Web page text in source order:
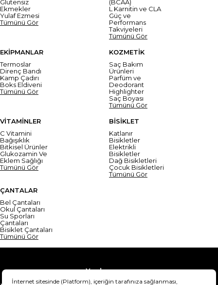
Glutensiz
Ekmekler
Yulaf Ezmesi
Tümünü Gör
(BCAA)
L Karnitin ve CLA
Güç ve
Performans
Takviyeleri
Tümünü Gör
EKİPMANLAR
Termoslar
Direnç Bandı
Kamp Çadırı
Boks Eldiveni
Tümünü Gör
KOZMETİK
Saç Bakım
Ürünleri
Parfüm ve
Deodorant
Highlighter
Saç Boyası
Tümünü Gör
VİTAMİNLER
C Vitamini
Bağışıklık
Bitkisel Ürünler
Glukozamin Ve
Eklem Sağlığı
Tümünü Gör
BİSİKLET
Katlanır
Bisikletler
Elektrikli
Bisikletler
Dağ Bisikletleri
Çocuk Bisikletleri
Tümünü Gör
ÇANTALAR
Bel Çantaları
Okul Çantaları
Su Sporları
Çantaları
Bisiklet Çantaları
Tümünü Gör
Yardım